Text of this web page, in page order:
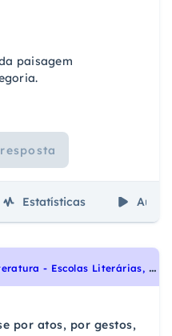
paisagem
Estatísticas Aulas
E
NEM 2022 - Literatura - Escolas Literárias, Naturalismo
por atos, por gestos,